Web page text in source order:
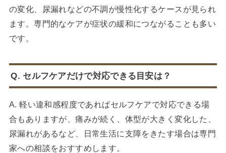
の変化、尿漏れなどの不調が慢性化するケースが見られ
ます。専門的なケアが症状の緩和につながることも多い
です。
Q. セルフケアだけで対応できる目安は？
A. 軽い違和感程度であればセルフケアで対応できる場
合もありますが、痛みが続く、体型が大きく変化した、
尿漏れがあるなど、日常生活に支障をきたす場合は専門
家への相談をおすすめします。